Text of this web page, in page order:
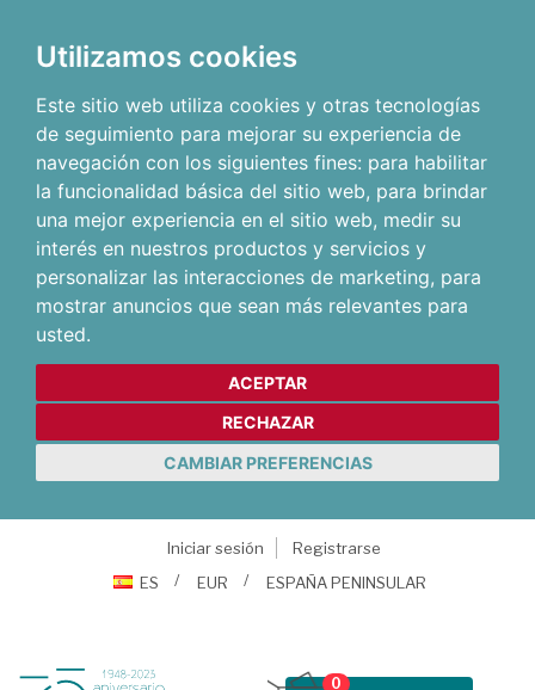
Utilizamos cookies
Este sitio web utiliza cookies y otras tecnologías
de seguimiento para mejorar su experiencia de
navegación con los siguientes fines: para habilitar
la funcionalidad básica del sitio web, para brindar
una mejor experiencia en el sitio web, medir su
interés en nuestros productos y servicios y
personalizar las interacciones de marketing, para
mostrar anuncios que sean más relevantes para
usted.
ACEPTAR
RECHAZAR
CAMBIAR PREFERENCIAS
Iniciar sesión
Registrarse
ES
EUR ESPAÑA PENINSULAR
0